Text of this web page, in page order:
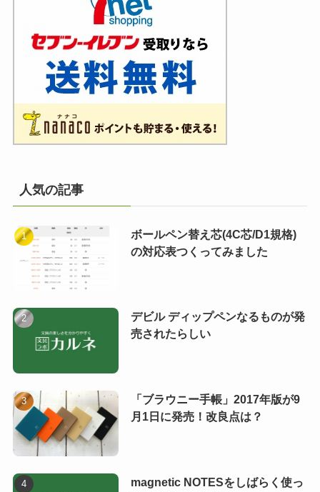
人気の記事
ボールペン替え芯(4C芯/D1規格)
の対応表つくってみました
デビル ディップペンなるものが発
売されたらしい
「ブラウニー手帳」2017年版が9
月1日に発売！改良点は？
magnetic NOTESをしばらく使っ